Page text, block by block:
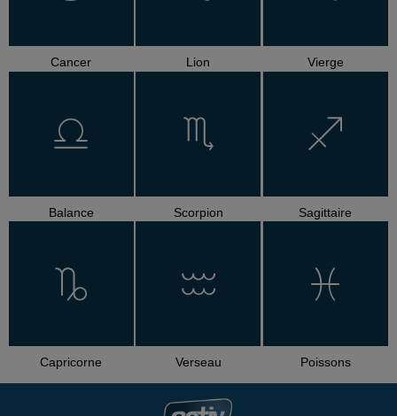
Cancer Lion Vierge
Balance Scorpion Sagittaire
Capricorne Verseau Poissons